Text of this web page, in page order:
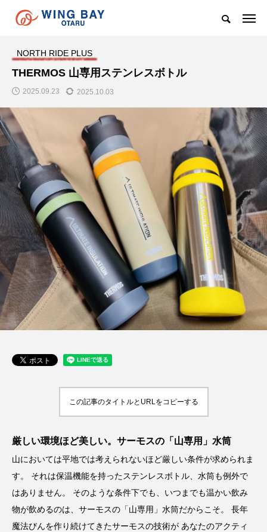
NORTH RIDE PLUS
THERMOS 山専用ステンレスボトル
2025.09.23 2025.10.03
この記事のタイトルとURLをコピーする
厳しい環境ほど美しい。サーモスの「山専用」水筒
山においては平地では考えられないほど厳しい条件が求められま
す。 それは保温機能を持ったステンレスボトル、水筒も例外で
はありません。 そのような条件下でも、いつまでも温かい飲み
物が飲めるのは、サーモスの「山専用」水筒だからこそ。 長年
魔法びんを作り続けてきたサーモスの技術が あなたのアクティ